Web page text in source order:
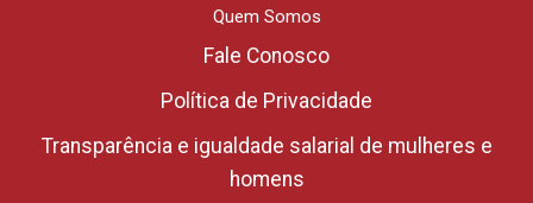
Quem Somos
Fale Conosco
Política de Privacidade
Transparência e igualdade salarial de mulheres e
homens